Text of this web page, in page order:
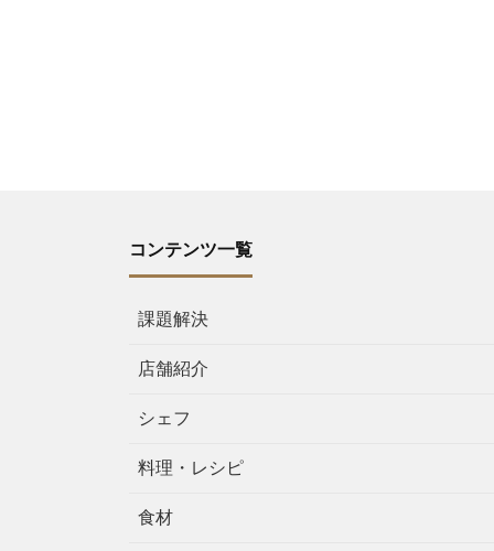
コンテンツ一覧
課題解決
店舗紹介
シェフ
料理・レシピ
食材